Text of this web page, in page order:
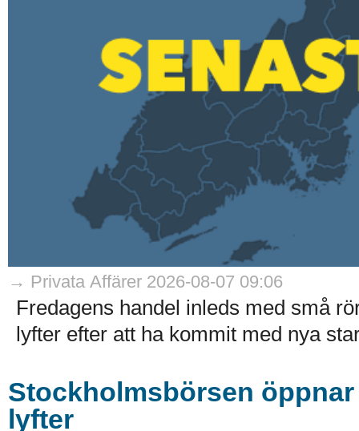
→ Privata Affärer 2026-08-07 09:06
Fredagens handel inleds med små
lyfter efter att ha kommit med nya
Stockholmsbörsen
lyfter